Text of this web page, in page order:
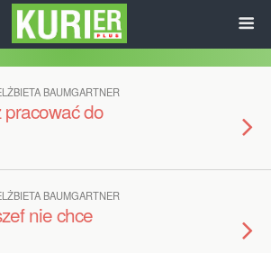
BAUMGARTNER
do
BAUMGARTNER
nie chce